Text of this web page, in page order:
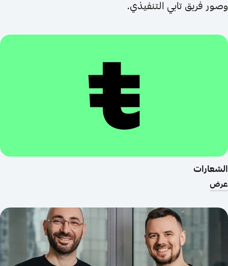
وصور فريق تابي التنفيذي.
الشعارات
عرض